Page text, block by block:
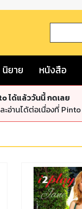
นิยาย หนังสือ
ได้แล้ววันนี้ กดเลย
อ่านได้ต่อเนื่องที่ Pinto